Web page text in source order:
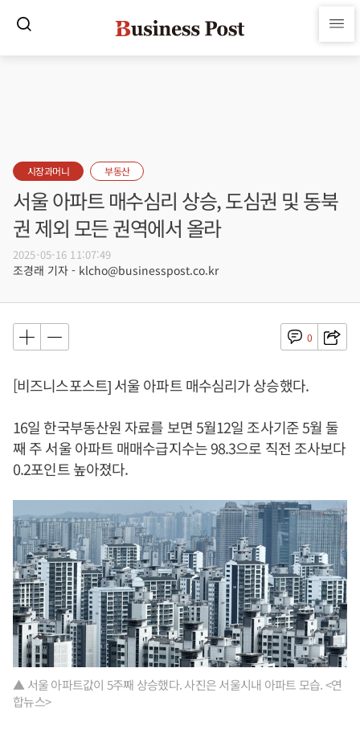
시장과머니 부동산
서울 아파트 매수심리 상승, 도심권 및 동북
권 제외 모든 권역에서 올라
2025-05-16 11:07:49
조경래 기자 - klcho@businesspost.co.kr
0
[비즈니스포스트] 서울 아파트 매수심리가 상승했다.
16일 한국부동산원 자료를 보면 5월12일 조사기준 5월 둘
째 주 서울 아파트 매매수급지수는 98.3으로 직전 조사보다
0.2포인트 높아졌다.
▲ 서울 아파트값이 5주째 상승했다. 사진은 서울시내 아파트 모습. <연
합뉴스>